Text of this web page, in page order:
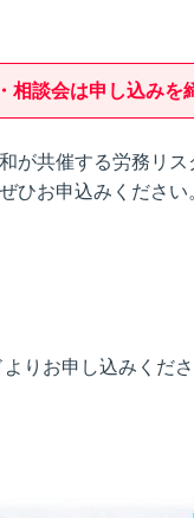
相談会は申し込みを
が共催する労務リ
ひお申込みください。
りお申し込みくださ